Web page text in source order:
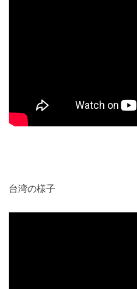
台湾の様子